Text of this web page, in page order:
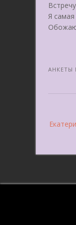
Я
Обожаю
АНКЕТЫ